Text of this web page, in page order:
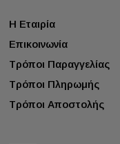
Η Εταιρία
Επικοινωνία
Τρόποι Παραγγελίας
Τρόποι Πληρωμής
Τρόποι Αποστολής